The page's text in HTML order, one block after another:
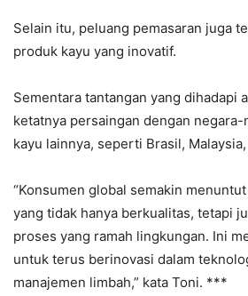
Selain itu, peluang pemasaran juga
produk kayu yang inovatif.
Sementara tantangan yang dihadapi
ketatnya persaingan dengan
kayu lainnya, seperti Brasil,
“Konsumen global semakin
yang tidak hanya berkualitas, tetapi
proses yang ramah lingkungan. Ini
untuk terus berinovasi dalam
manajemen limbah,” kata Toni. ***